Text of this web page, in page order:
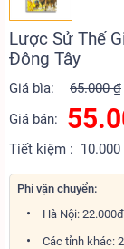
Lược Sử Thế
Đông Tây
Giá bìa:
65.000 ₫
Giá bán:
Tiết kiệm : 10.000
Phí vận chuyển:
Hà Nội:
Các tỉnh khác: